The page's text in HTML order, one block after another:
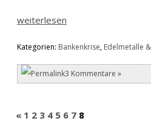
weiterlesen
Kategorien: Bankenkrise, Edelmetalle
3 Kommentare »
« 1 2 3 4 5 6 7 8